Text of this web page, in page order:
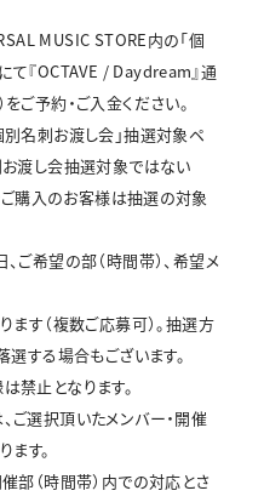
MUSIC STORE内の「個
て『OCTAVE / Daydream』通
ご予約・ご入金ください。
名刺お渡し会」抽選対象ペ
お渡し会抽選対象ではない
購入のお客様は抽選の対象
ご希望の部（時間帯）、希望メ
す（複数ご応募可）。抽選方
選する場合もございます。
禁止となります。
選択頂いたメンバー・開催
ます。
部（時間帯）内での対応とさ